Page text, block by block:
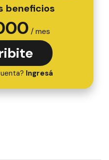
beneficios
/ mes
Ingresá